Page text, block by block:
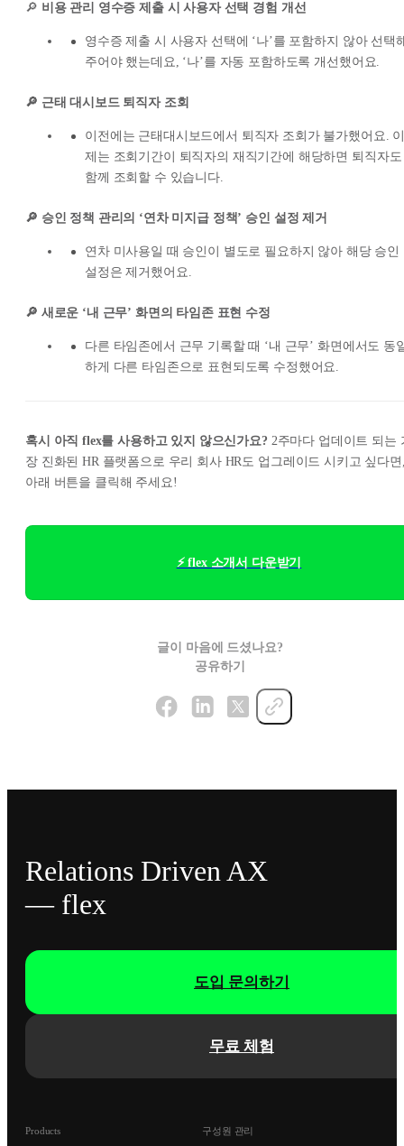
🔎 비용 관리 영수증 제출 시 사용자 선택 경험 개선
영수증 제출 시 사용자 선택에 ‘나’를 포함하지 않아 선택
주어야 했는데요, ‘나’를 자동 포함하도록 개선했어요.
🔎 근태 대시보드 퇴직자 조회
이전에는 근태대시보드에서 퇴직자 조회가 불가했어요.
제는 조회기간이 퇴직자의 재직기간에 해당하면 퇴직자도
함께 조회할 수 있습니다.
🔎 승인 정책 관리의 ‘연차 미지급 정책’ 승인 설정 제거
연차 미사용일 때 승인이 별도로 필요하지 않아 해당 승인
설정은 제거했어요.
🔎 새로운 ‘내 근무’ 화면의 타임존 표현 수정
다른 타임존에서 근무 기록할 때 ‘내 근무’ 화면에서도 동
하게 다른 타임존으로 표현되도록 수정했어요.
혹시 아직 flex를 사용하고 있지 않으신가요? 2주마다 업데이트 되는
장 진화된 HR 플랫폼으로 우리 회사 HR도 업그레이드 시키고 싶다
아래 버튼을 클릭해 주세요!
⚡ flex 소개서 다운받기
글이 마음에 드셨나요?
공유하기
Relations Driven AX
— flex
무료 체험
도입 문의하기
Products 구성원 관리